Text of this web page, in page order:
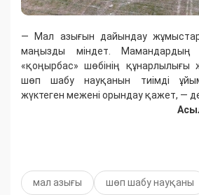
— Мал азығын дайындау
маңызды міндет. Мамандардың
«қоңырбас» шөбінің құнарлылығы
шөп шабу науқанын тиімді
жүктеген межені орындау қажет, —
мал азығы шөп шабу науқаны